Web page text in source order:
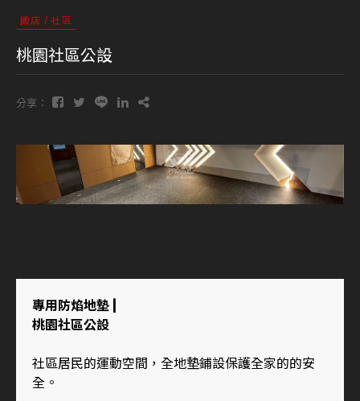
飯店 / 社區
桃園社區公設
分享：
專用防焰地墊 |
桃園社區公設
社區居民的運動空間，全地墊鋪設保護全家的的安
全。